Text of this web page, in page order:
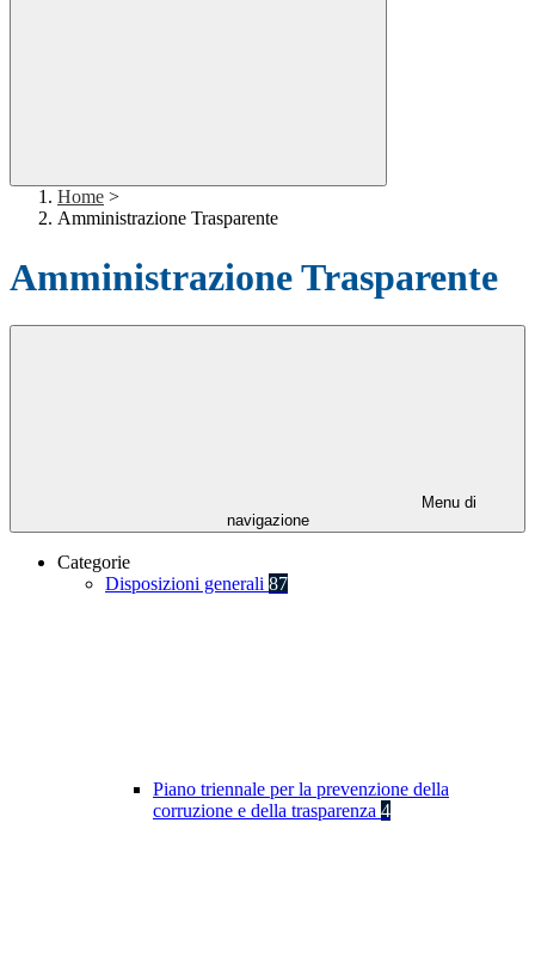
Home >
Amministrazione Trasparente
Amministrazione Trasparente
Menu di
navigazione
Categorie
Disposizioni generali 87
Piano triennale per la prevenzione della
corruzione e della trasparenza 4